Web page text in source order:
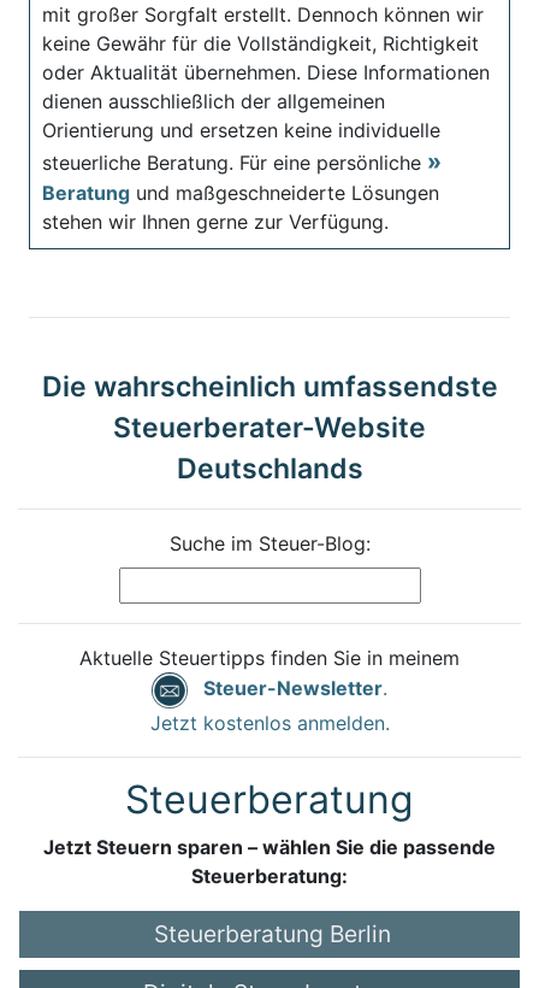
mit großer Sorgfalt erstellt. Dennoch können wir
keine Gewähr für die Vollständigkeit, Richtigkeit
oder Aktualität übernehmen. Diese Informationen
dienen ausschließlich der allgemeinen
Orientierung und ersetzen keine individuelle
steuerliche Beratung. Für eine persönliche
Beratung und maßgeschneiderte Lösungen
stehen wir Ihnen gerne zur Verfügung.
Die wahrscheinlich umfassendste
Steuerberater-Website
Deutschlands
Suche im Steuer-Blog:
Aktuelle Steuertipps finden Sie in meinem
Steuer-Newsletter.
Jetzt kostenlos anmelden.
Steuerberatung
Jetzt Steuern sparen – wählen Sie die passende
Steuerberatung:
Steuerberatung Berlin